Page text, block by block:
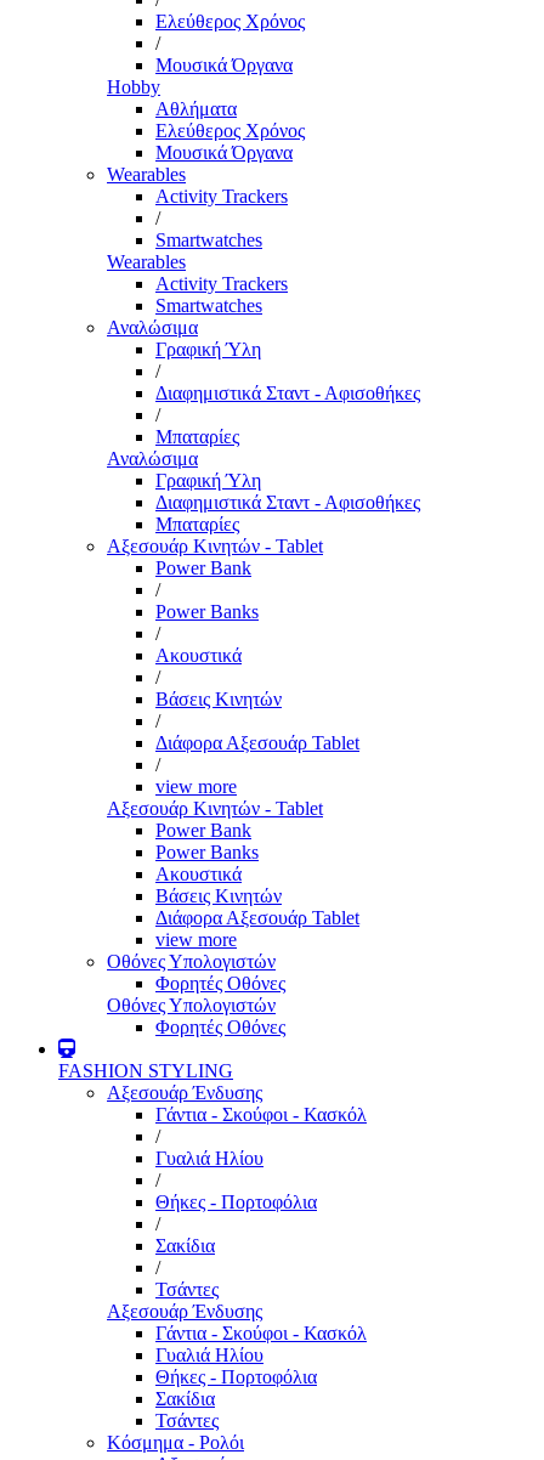
Ελεύθερος Χρόνος
/
Μουσικά Όργανα
Hobby
Αθλήματα
Ελεύθερος Χρόνος
Μουσικά Όργανα
Wearables
Activity Trackers
/
Smartwatches
Wearables
Activity Trackers
Smartwatches
Αναλώσιμα
Γραφική Ύλη
/
Διαφημιστικά Σταντ - Αφισοθήκες
/
Μπαταρίες
Αναλώσιμα
Γραφική Ύλη
Διαφημιστικά Σταντ - Αφισοθήκες
Μπαταρίες
Αξεσουάρ Κινητών - Tablet
Power Bank
/
Power Banks
/
Ακουστικά
/
Βάσεις Κινητών
/
Διάφορα Αξεσουάρ Tablet
/
view more
Αξεσουάρ Κινητών - Tablet
Power Bank
Power Banks
Ακουστικά
Βάσεις Κινητών
Διάφορα Αξεσουάρ Tablet
view more
Οθόνες Υπολογιστών
Φορητές Οθόνες
Οθόνες Υπολογιστών
Φορητές Οθόνες
FASHION STYLING
Αξεσουάρ Ένδυσης
Γάντια - Σκούφοι - Κασκόλ
/
Γυαλιά Ηλίου
/
Θήκες - Πορτοφόλια
/
Σακίδια
/
Τσάντες
Αξεσουάρ Ένδυσης
Γάντια - Σκούφοι - Κασκόλ
Γυαλιά Ηλίου
Θήκες - Πορτοφόλια
Σακίδια
Τσάντες
Κόσμημα - Ρολόι